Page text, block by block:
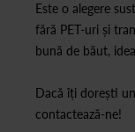
Este o alegere
fără PET-uri și
bună de băut,
Dacă îți dorești
contactează-ne!